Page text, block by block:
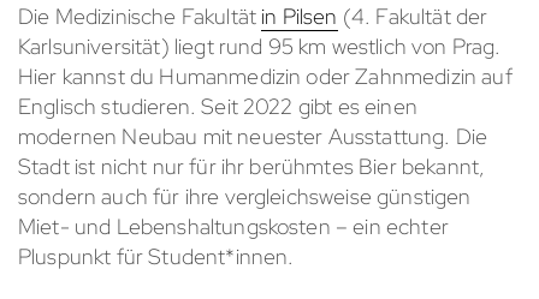
Die Medizinische Fakultät in Pilsen (4. Fakultät der
Karlsuniversität) liegt rund 95 km westlich von Prag.
Hier kannst du Humanmedizin oder Zahnmedizin auf
Englisch studieren. Seit 2022 gibt es einen
modernen Neubau mit neuester Ausstattung. Die
Stadt ist nicht nur für ihr berühmtes Bier bekannt,
sondern auch für ihre vergleichsweise günstigen
Miet- und Lebenshaltungskosten – ein echter
Pluspunkt für Student*innen.